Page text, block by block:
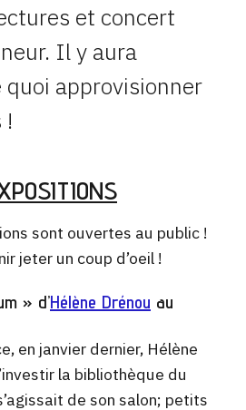
et concert
Il y aura
approvisionner
!
sont ouvertes au public !
jeter un coup d’oeil !
» d’Hélène Drénou au
en janvier dernier, Hélène
la bibliothèque du
de son salon; petits